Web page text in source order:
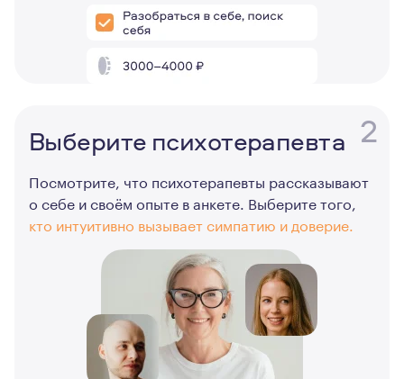
2
Выберите психотерапевта
Посмотрите, что психотерапевты рассказывают
о себе и своём опыте в анкете. Выберите того,
кто интуитивно вызывает симпатию и доверие.